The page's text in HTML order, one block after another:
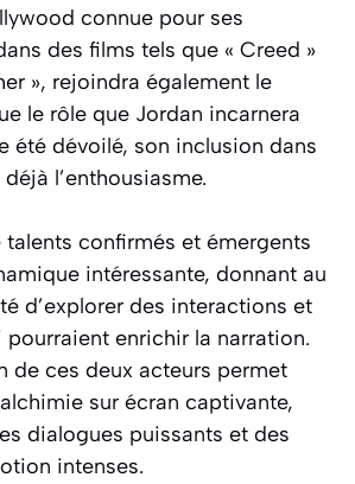
connue pour ses
des films tels que « Creed »
», rejoindra également le
le rôle que Jordan incarnera
été dévoilé, son inclusion dans
l’enthousiasme.
confirmés et émergents
intéressante, donnant au
d’explorer des interactions et
enrichir la narration.
de ces deux acteurs permet
sur écran captivante,
dialogues puissants et des
intenses.